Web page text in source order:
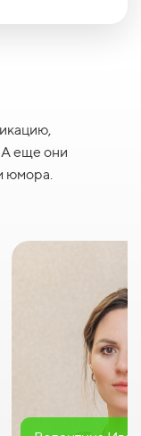
А еще они
юмора.